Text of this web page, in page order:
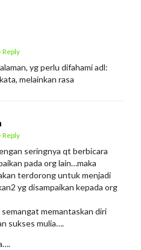
Reply
yg perlu difahami adl:
melainkan rasa
Reply
seringnya qt berbicara
pada org lain…maka
terdorong untuk menjadi
yg disampaikan kepada org
memantaskan diri
sukses mulia….